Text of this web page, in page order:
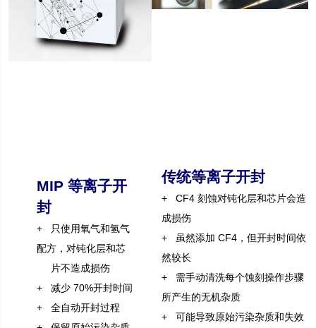
MIP 等离子开
封
+ 只使用氧气和氢气
配方，对钝化层和芯
片不造成损伤
+ 减少 70%开封时间
+ 全自动开封过程
传统等离子开封
+ CF4 刻蚀对钝化层和芯片会造
成损伤
+ 虽然添加 CF4，但开封时间依
然较长
+ 需手动清洗每个蚀刻操作步骤
所产生的无机杂质
+ 可能导致原始污染杂质和失效